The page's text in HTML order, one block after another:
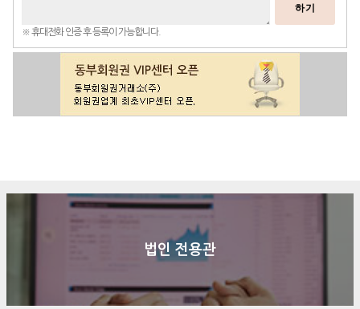
하기
※ 휴대전화 인증 후 등록이 가능합니다.
구매문의 상담신청
법인 전용관